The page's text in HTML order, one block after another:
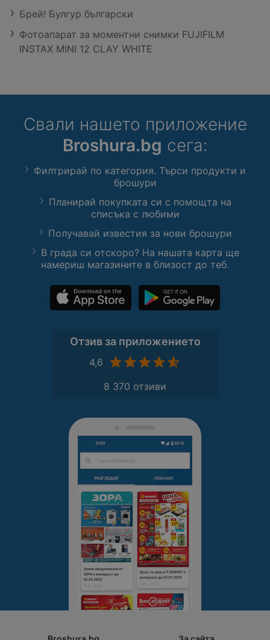
Брей! Булгур български
Фотоапарат за моментни снимки FUJIFILM
INSTAX MINI 12 CLAY WHITE
Свали нашето приложение
Broshura.bg сега:
Филтрирай по категория. Търси продукти и
брошури
Планирай покупката си с помощта на
списъка с любими
Получавай известия за нови брошури
В града си отскоро? На нашата карта ще
намериш магазините в близост до теб.
Отзив за приложението
4,6
8 370 отзиви